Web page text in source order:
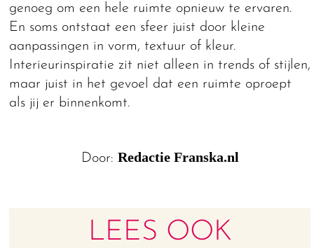
genoeg om een hele ruimte opnieuw te ervaren.
En soms ontstaat een sfeer juist door kleine
aanpassingen in vorm, textuur of kleur.
Interieurinspiratie zit niet alleen in trends of stijlen,
maar juist in het gevoel dat een ruimte oproept
als jij er binnenkomt.
Door: Redactie Franska.nl
LEES OOK